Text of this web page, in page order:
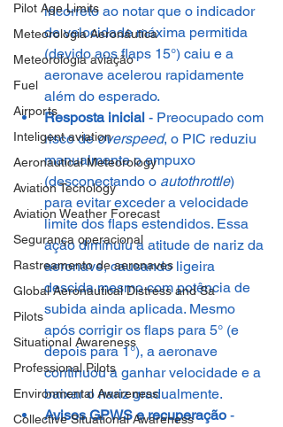
Pilot Age Limits
Meteorologia Aeronáutica
Meteorologia aviação
Fuel
Airports
Inteligent aviation
Aeronautical Meteorology
Aviation Tecnology
Aviation Weather Forecast
Segurança operacional
Rastreamento de aeronaves
Global Aeronautical Distress and Sa
Pilots
Situational Awareness
Professional Pilots
Environmental Awareness
Collective Situational Awareness
incorreto ao notar que o indicador
de velocidade máxima permitida
(devido aos flaps 15°) caiu e a
aeronave acelerou rapidamente
além do esperado.
Resposta inicial - Preocupado com
risco de overspeed, o PIC reduziu
manualmente o empuxo
(desconectando o autothrottle)
para evitar exceder a velocidade
limite dos flaps estendidos. Essa
ação diminuiu a atitude de nariz da
aeronave, causando ligeira
descida mesmo com potência de
subida ainda aplicada. Mesmo
após corrigir os flaps para 5° (e
depois para 1°), a aeronave
continuou a ganhar velocidade e a
baixar o nariz gradualmente.
Avisos GPWS e recuperação -